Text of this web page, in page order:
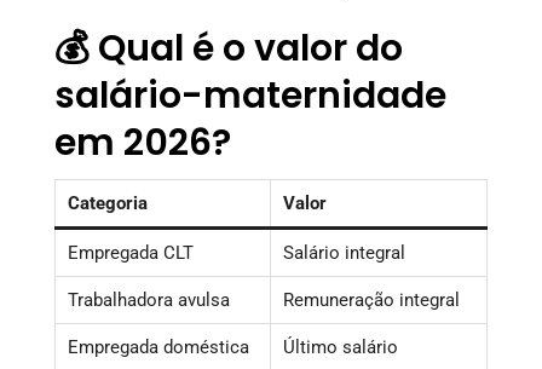
💰 Qual é o valor do
salário-maternidade
em 2026?
Categoria Valor
Empregada CLT Salário integral
Trabalhadora avulsa Remuneração integral
Empregada doméstica Último salário